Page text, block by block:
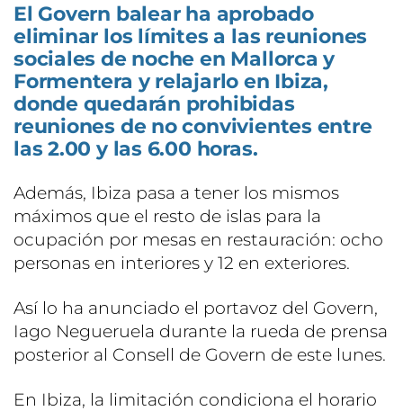
El Govern balear ha aprobado
eliminar los límites a las reuniones
sociales de noche en Mallorca y
Formentera y relajarlo en Ibiza,
donde quedarán prohibidas
reuniones de no convivientes entre
las 2.00 y las 6.00 horas.
Además, Ibiza pasa a tener los mismos
máximos que el resto de islas para la
ocupación por mesas en restauración: ocho
personas en interiores y 12 en exteriores.
Así lo ha anunciado el portavoz del Govern,
Iago Negueruela durante la rueda de prensa
posterior al Consell de Govern de este lunes.
En Ibiza, la limitación condiciona el horario